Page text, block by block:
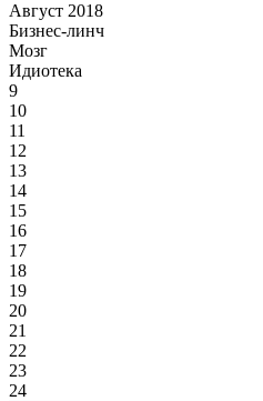
Август 2018
Бизнес-линч
Мозг
Идиотека
9
10
11
12
13
14
15
16
17
18
19
20
21
22
23
24